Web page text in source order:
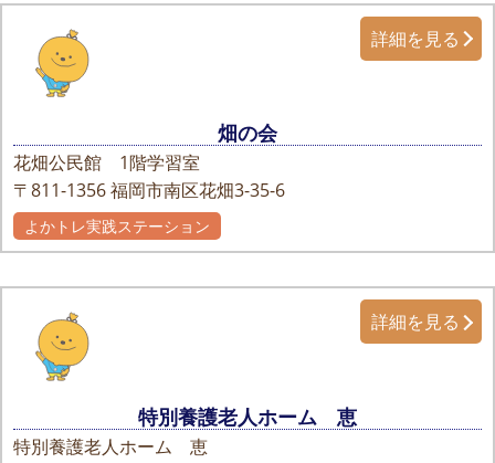
畑の会
花畑公民館 1階学習室
〒811-1356福岡市南区花畑3-35-6
詳細を見る
よかトレ実践ステーション
特別養護老人ホーム 恵
特別養護老人ホーム 恵
詳細を見る